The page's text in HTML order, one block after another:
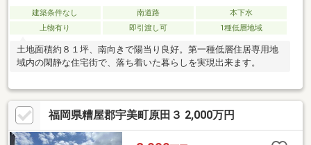
建築条件なし 南道路
本下水
上物有り
即引渡し可 1種低層地域
土地面積約８１坪、南向きで陽当り良好。第一種低層住居専用地
域内の閑静な住宅街で、落ち着いた暮らしを実現出来ます。
福岡県糟屋郡宇美町原田３ 2,000万円